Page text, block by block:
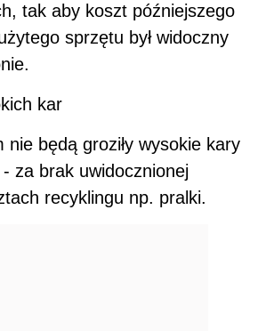
tak aby koszt późniejszego
sprzętu był widoczny
kar
nie będą groziły wysokie kary
za brak uwidocznionej
recyklingu np. pralki.